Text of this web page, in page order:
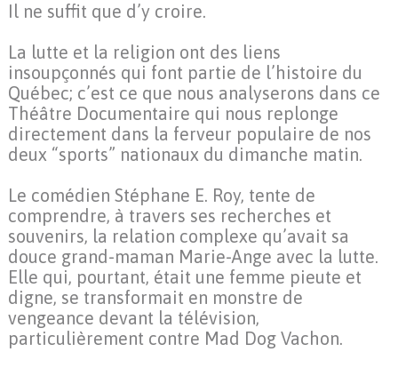
Il ne suffit que d’y croire.
La lutte et la religion ont des liens
insoupçonnés qui font partie de l’histoire du
Québec; c’est ce que nous analyserons dans ce
Théâtre Documentaire qui nous replonge
directement dans la ferveur populaire de nos
deux “sports” nationaux du dimanche matin.
Le comédien Stéphane E. Roy, tente de
comprendre, à travers ses recherches et
souvenirs, la relation complexe qu’avait sa
douce grand-maman Marie-Ange avec la lutte.
Elle qui, pourtant, était une femme pieute et
digne, se transformait en monstre de
vengeance devant la télévision,
particulièrement contre Mad Dog Vachon.